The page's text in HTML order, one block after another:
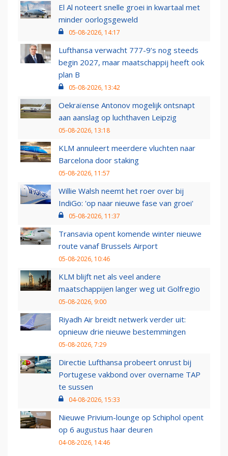
El Al noteert snelle groei in kwartaal met
minder oorlogsgeweld
05-08-2026, 14:17
Lufthansa verwacht 777-9’s nog steeds
begin 2027, maar maatschappij heeft ook
plan B
05-08-2026, 13:42
Oekraïense Antonov mogelijk ontsnapt
aan aanslag op luchthaven Leipzig
05-08-2026, 13:18
KLM annuleert meerdere vluchten naar
Barcelona door staking
05-08-2026, 11:57
Willie Walsh neemt het roer over bij
IndiGo: 'op naar nieuwe fase van groei'
05-08-2026, 11:37
Transavia opent komende winter nieuwe
route vanaf Brussels Airport
05-08-2026, 10:46
KLM blijft net als veel andere
maatschappijen langer weg uit Golfregio
05-08-2026, 9:00
Riyadh Air breidt netwerk verder uit:
opnieuw drie nieuwe bestemmingen
05-08-2026, 7:29
Directie Lufthansa probeert onrust bij
Portugese vakbond over overname TAP
te sussen
04-08-2026, 15:33
Nieuwe Privium-lounge op Schiphol opent
op 6 augustus haar deuren
04-08-2026, 14:46